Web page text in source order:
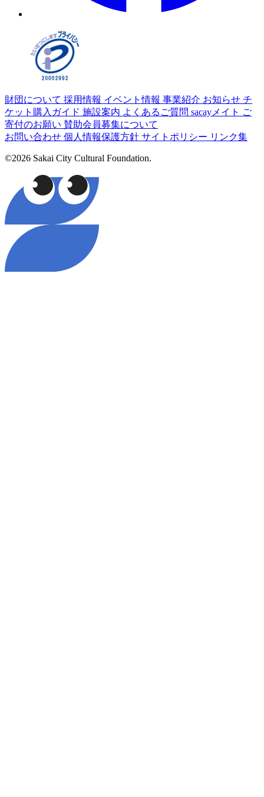
財団について 採用情報 イベント情報 事業紹介 お知らせ チ
ケット購入ガイド 施設案内 よくあるご質問 sacayメイト ご
寄付のお願い 賛助会員募集について
お問い合わせ 個人情報保護方針 サイトポリシー リンク集
©2026 Sakai City Cultural Foundation.